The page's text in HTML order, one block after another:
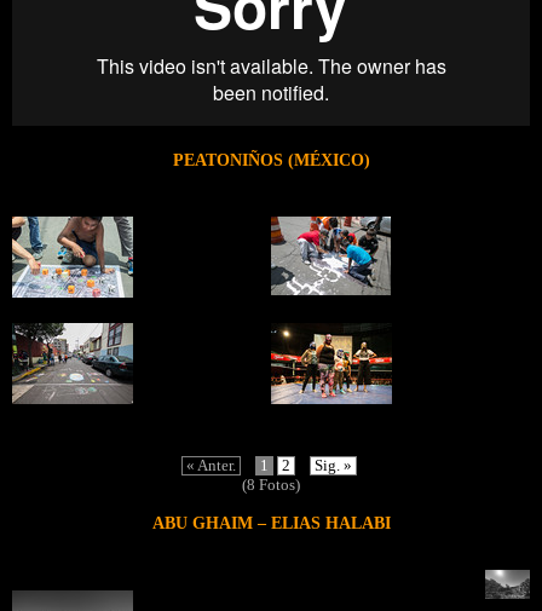
PEATONIÑOS (MÉXICO)
« Anter. 1 2
Sig. »
(8 Fotos)
ABU GHAIM – ELIAS HALABI